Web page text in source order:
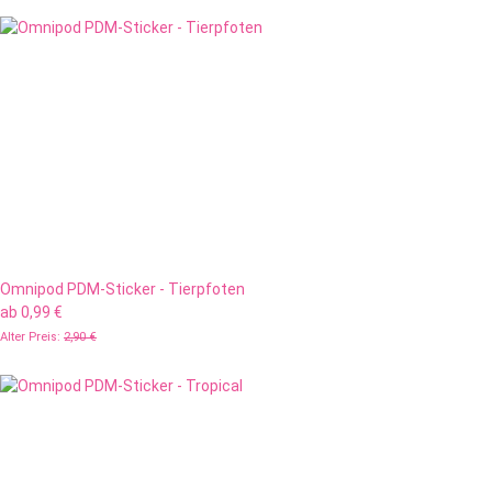
Omnipod PDM-Sticker - Tierpfoten
ab 0,99 €
Alter Preis: 2,90 €